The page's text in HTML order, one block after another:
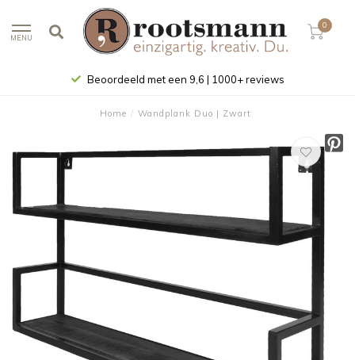
MENU
0
Beoordeeld met een 9,6 | 1000+ reviews
Home / Wandplank Duo | Zwart